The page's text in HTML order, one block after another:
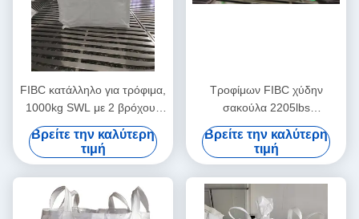
FIBC κατάλληλο για τρόφιμα,
1000kg SWL με 2 βρόχους
ανύψωσης και επεξεργασία
UV
Βρείτε την καλύτερη
τιμή
Τροφίμων FIBC χύδην
σακούλα 2205lbs
χωρητικότητα με UV ASTM
G 154-00
Βρείτε την καλύτερη
τιμή